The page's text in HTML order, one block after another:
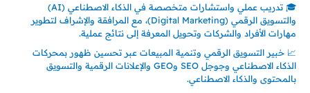
🎓 تدريب عملي واستشارات متخصصة في الذكاء الاصطناعي (AI)
والتسويق الرقمي (Digital Marketing)، مع المرافقة والإشراف لتطوير
مهارات الأفراد والشركات وتحويل المعرفة إلى نتائج عملية.
📈 خبير التسويق الرقمي وتنمية المبيعات عبر تحسين ظهور بمحركات
الذكاء الاصطناعي وجوجل SEO وGEO والإعلانات الرقمية والتسويق
بالمحتوى والذكاء الاصطناعي.